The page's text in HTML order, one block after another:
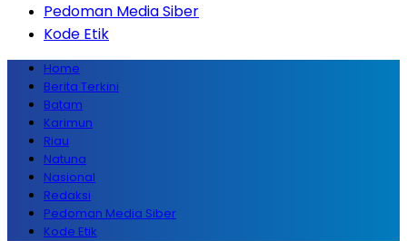
Pedoman Media Siber
Kode Etik
Home
Berita Terkini
Batam
Karimun
Riau
Natuna
Nasional
Redaksi
Pedoman Media Siber
Kode Etik